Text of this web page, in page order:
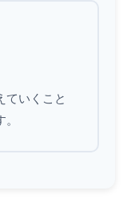
ていくこと